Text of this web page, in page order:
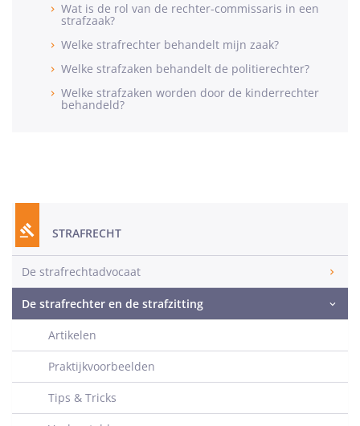
Wat is de rol van de rechter-commissaris in een
strafzaak?
Welke strafrechter behandelt mijn zaak?
Welke strafzaken behandelt de politierechter?
Welke strafzaken worden door de kinderrechter
behandeld?
STRAFRECHT
De strafrechtadvocaat
De strafrechter en de strafzitting
Artikelen
Praktijkvoorbeelden
Tips & Tricks